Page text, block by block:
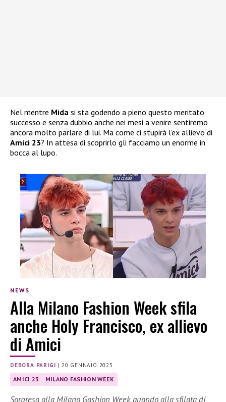
Nel mentre Mida si sta godendo a pieno questo meritato
successo e senza dubbio anche nei mesi a venire sentiremo
ancora molto parlare di lui. Ma come ci stupirà l’ex allievo di
Amici 23? In attesa di scoprirlo gli facciamo un enorme in
bocca al lupo.
NEWS
Alla Milano Fashion Week sfila
anche Holy Francisco, ex allievo
di Amici
DEBORA PARIGI | 20 GENNAIO 2025
AMICI 23 MILANO FASHION WEEK
Sorpresa alla Milano Gashion Week quando alla sfilata di